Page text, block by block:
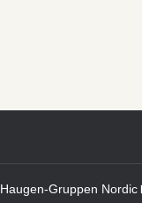
Haugen-Gruppen Nordic